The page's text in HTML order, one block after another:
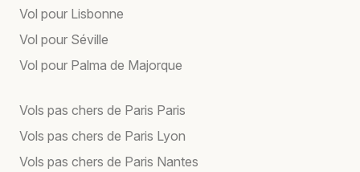
Vol pour Lisbonne
Vol pour Séville
Vol pour Palma de Majorque
Vols pas chers de Paris Paris
Vols pas chers de Paris Lyon
Vols pas chers de Paris Nantes